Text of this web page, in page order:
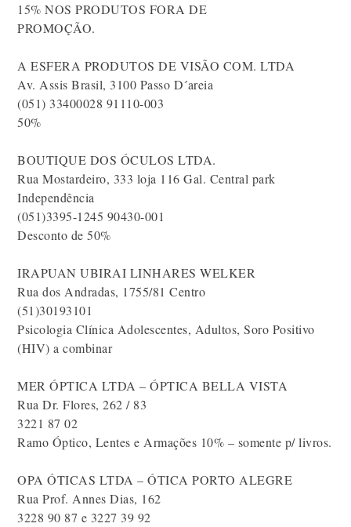
15% NOS PRODUTOS FORA DE
PROMOÇÃO.
A ESFERA PRODUTOS DE VISÃO COM. LTDA
Av. Assis Brasil, 3100 Passo D´areia
(051) 33400028 91110-003
50%
BOUTIQUE DOS ÓCULOS LTDA.
Rua Mostardeiro, 333 loja 116 Gal. Central park
Independência
(051)3395-1245 90430-001
Desconto de 50%
IRAPUAN UBIRAI LINHARES WELKER
Rua dos Andradas, 1755/81 Centro
(51)30193101
Psicologia Clínica Adolescentes, Adultos, Soro Positivo
(HIV) a combinar
MER ÓPTICA LTDA – ÓPTICA BELLA VISTA
Rua Dr. Flores, 262 / 83
3221 87 02
Ramo Óptico, Lentes e Armações 10% – somente p/ livros.
OPA ÓTICAS LTDA – ÓTICA PORTO ALEGRE
Rua Prof. Annes Dias, 162
3228 90 87 e 3227 39 92